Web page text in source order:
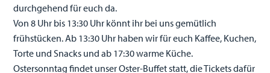
durchgehend für euch da.
Von 8 Uhr bis 13:30 Uhr könnt ihr bei uns gemütlich
frühstücken. Ab 13:30 Uhr haben wir für euch Kaffee, Kuchen,
Torte und Snacks und ab 17:30 warme Küche.
Ostersonntag findet unser Oster-Buffet statt, die Tickets dafür